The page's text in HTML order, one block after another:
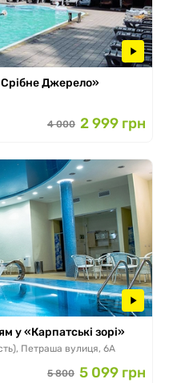
Джерело»
4 000 2 999 грн
у «Карпатські зорі»
Петраша вулиця, 6А
5 800 5 099 грн